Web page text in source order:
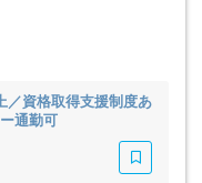
／資格取得支援制度あ
通勤可